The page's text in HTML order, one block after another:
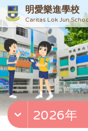
明愛樂進學校
Caritas Lok Jun
2026年